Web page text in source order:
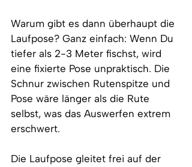
Warum gibt es dann überhaupt die
Laufpose? Ganz einfach: Wenn Du
tiefer als 2-3 Meter fischst, wird
eine fixierte Pose unpraktisch. Die
Schnur zwischen Rutenspitze und
Pose wäre länger als die Rute
selbst, was das Auswerfen extrem
erschwert.
Die Laufpose gleitet frei auf der